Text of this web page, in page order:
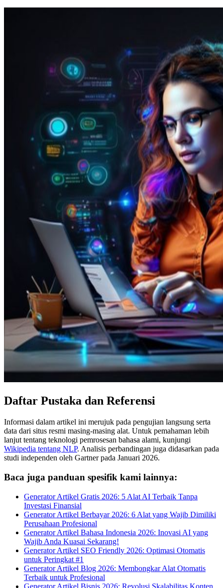
Daftar Pustaka dan Referensi
Informasi dalam artikel ini merujuk pada pengujian langsung serta
data dari situs resmi masing-masing alat. Untuk pemahaman lebih
lanjut tentang teknologi pemrosesan bahasa alami, kunjungi
Wikipedia tentang NLP. Analisis perbandingan juga didasarkan pada
studi independen oleh Gartner pada Januari 2026.
Baca juga panduan spesifik kami lainnya:
Generator Artikel Gratis 2026: 5 Alat AI Terbaik Tanpa
Investasi Finansial
Generator Artikel Berbayar 2026: 6 Alat yang Wajib Dimiliki
Perusahaan Profesional
Generator Artikel Bahasa Indonesia 2026: Inovasi AI yang
Wajib Anda Kuasai Sekarang!
Generator Artikel SEO Friendly 2026: Optimasi Otomatis
untuk Peringkat #1
Generator Artikel Blog 2026: Membongkar Alat Otomatis
Terbaik untuk Profesional
Generator Artikel Bisnis 2026: Revolusi Skalabilitas Konten